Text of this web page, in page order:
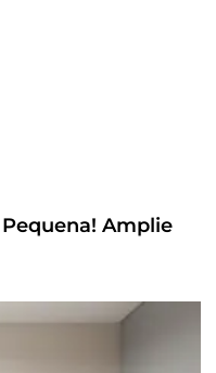
Amplie